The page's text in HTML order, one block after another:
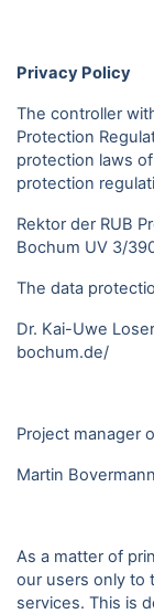
Privacy Policy
The controller
Protection
protection laws
protection
Rektor der RUB
Bochum UV 3/
The data
Dr. Kai-Uwe
bochum.de/
Project manager
Martin Bovermann
As a matter of
our users only to
services. This is